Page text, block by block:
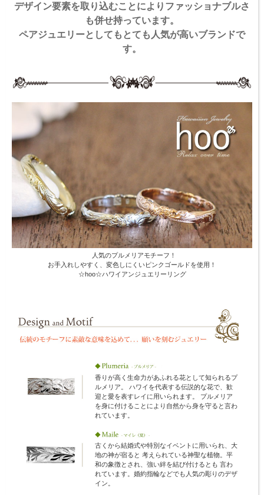
デザイン要素を取り込むことによりファッショナブルさ
も併せ持っています。
ペアジュエリーとしてもとても人気が高いブランドで
す。
人気のプルメリアモチーフ！
お手入れしやすく、変色しにくいピンクゴールドを使用！
☆hoo☆ハワイアンジュエリーリング
香りが高く生命力があふれる花として知られるプ
ルメリア。 ハワイを代表する伝説的な花で、歓
迎と愛を表すレイに用いられます。 プルメリア
を身に付けることにより自然から身を守ると言わ
れています。
古くから結婚式や特別なイベントに用いられ、大
地の神が宿ると 考えられている神聖な植物。平
和の象徴とされ、強い絆を結び付けるとも 言わ
れています。婚約指輪などでも人気の彫りのデザ
イン。